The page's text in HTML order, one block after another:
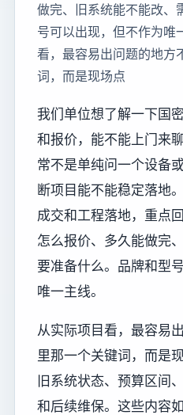
做完、旧系统能不能改、
号可以出现，但不作为唯
看，最容易出问题的地方
词，而是现场点
我们单位想了解一下国
和报价，能不能上门来
常不是单纯问一个设备
断项目能不能稳定落地
成交和工程落地，重点
怎么报价、多久能做完
要准备什么。品牌和型
唯一主线。
从实际项目看，最容易
里那一个关键词，而是
旧系统状态、预算区间
和后续维保。这些内容